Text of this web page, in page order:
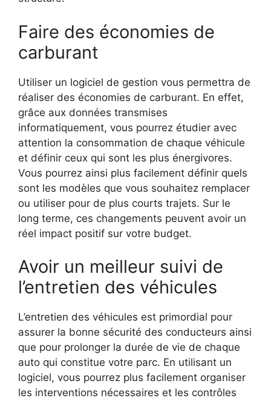
Faire des économies de
carburant
Utiliser un logiciel de gestion vous permettra de
réaliser des économies de carburant. En effet,
grâce aux données transmises
informatiquement, vous pourrez étudier avec
attention la consommation de chaque véhicule
et définir ceux qui sont les plus énergivores.
Vous pourrez ainsi plus facilement définir quels
sont les modèles que vous souhaitez remplacer
ou utiliser pour de plus courts trajets. Sur le
long terme, ces changements peuvent avoir un
réel impact positif sur votre budget.
Avoir un meilleur suivi de
l’entretien des véhicules
L’entretien des véhicules est primordial pour
assurer la bonne sécurité des conducteurs ainsi
que pour prolonger la durée de vie de chaque
auto qui constitue votre parc. En utilisant un
logiciel, vous pourrez plus facilement organiser
les interventions nécessaires et les contrôles